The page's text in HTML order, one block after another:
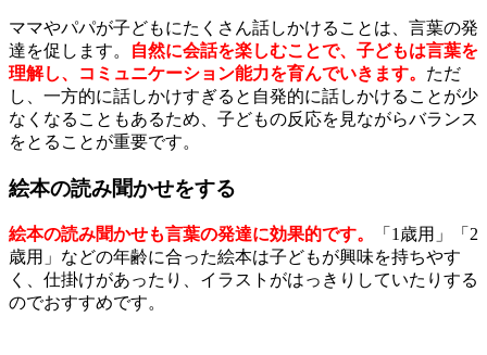
ママやパパが子どもにたくさん話しかけることは、言葉の発
達を促します。
自然に会話を楽しむことで、子どもは言葉を
理解し、コミュニケーション能力を育んでいきます。 ただ
し、一方的に話しかけすぎると自発的に話しかけることが少
なくなることもあるため、子どもの反応を見ながらバランス
をとることが重要です。
絵本の読み聞かせをする
絵本の読み聞かせも言葉の発達に効果的です。
「1歳用」「2
歳用」などの年齢に合った絵本は子どもが興味を持ちやす
く、仕掛けがあったり、イラストがはっきりしていたりする
のでおすすめです。